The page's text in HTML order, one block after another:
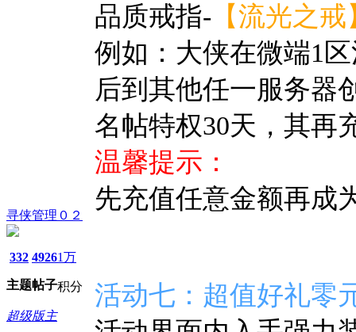
寻侠管理０２
332
主题
4926
帖子
1万
积分
超级版主
品质戒指- 【流光之戒
例如：大侠在微端1
后到其他任一服务器
名帖特权30天，其再
温馨提示：
先充值任意金额再成
活动七：超值好礼零